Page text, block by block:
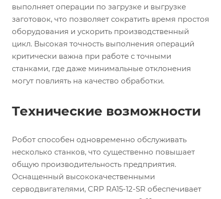
выполняет операции по загрузке и выгрузке
заготовок, что позволяет сократить время простоя
оборудования и ускорить производственный
цикл. Высокая точность выполнения операций
критически важна при работе с точными
станками, где даже минимальные отклонения
могут повлиять на качество обработки.
Технические возможности
Робот способен одновременно обслуживать
несколько станков, что существенно повышает
общую производительность предприятия.
Оснащенный высококачественными
серводвигателями, CRP RA15-12-SR обеспечивает